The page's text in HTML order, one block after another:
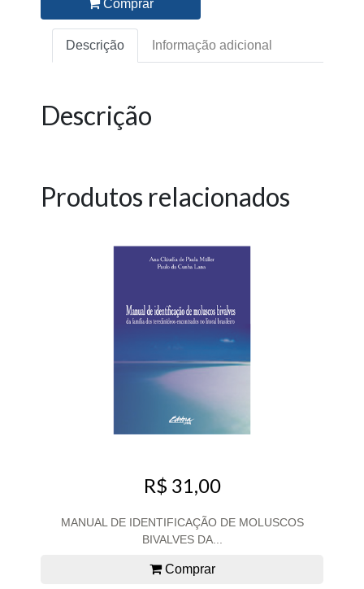
Comprar
Descrição Informação adicional
Descrição
Produtos relacionados
R$ 31,00
MANUAL DE IDENTIFICAÇÃO DE MOLUSCOS
BIVALVES DA...
Comprar